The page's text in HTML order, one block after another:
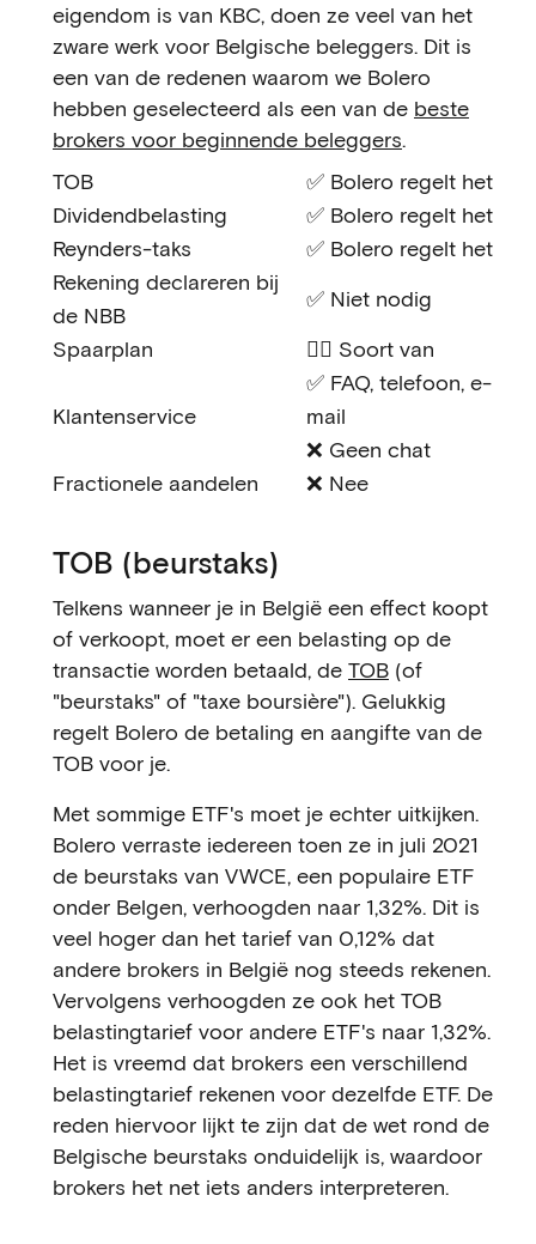
eigendom is van KBC, doen ze veel van het
zware werk voor Belgische beleggers. Dit is
een van de redenen waarom we Bolero
hebben geselecteerd als een van de beste
brokers voor beginnende beleggers.
TOB
✅ Bolero regelt het
Dividendbelasting
✅ Bolero regelt het
Reynders-taks
✅ Bolero regelt het
Rekening declareren bij
de NBB
✅ Niet nodig
Spaarplan
🤷‍♂️ Soort van
Klantenservice
✅ FAQ, telefoon, e-
mail
❌ Geen chat
Fractionele aandelen
❌ Nee
TOB (beurstaks)
Telkens wanneer je in België een effect koopt
of verkoopt, moet er een belasting op de
transactie worden betaald, de TOB (of
"beurstaks" of "taxe boursière"). Gelukkig
regelt Bolero de betaling en aangifte van de
TOB voor je.
Met sommige ETF's moet je echter uitkijken.
Bolero verraste iedereen toen ze in juli 2021
de beurstaks van VWCE, een populaire ETF
onder Belgen, verhoogden naar 1,32%. Dit is
veel hoger dan het tarief van 0,12% dat
andere brokers in België nog steeds rekenen.
Vervolgens verhoogden ze ook het TOB
belastingtarief voor andere ETF's naar 1,32%.
Het is vreemd dat brokers een verschillend
belastingtarief rekenen voor dezelfde ETF. De
reden hiervoor lijkt te zijn dat de wet rond de
Belgische beurstaks onduidelijk is, waardoor
brokers het net iets anders interpreteren.